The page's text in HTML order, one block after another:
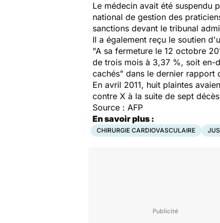
Le médecin avait été suspendu
national de gestion des
sanctions devant le tribunal
Il a également reçu le soutien
"A sa fermeture le 12 octobre
de trois mois à 3,37 %, soit en-
cachés" dans le dernier rapport
En avril 2011, huit plaintes
contre X à la suite de sept
Source : AFP
En savoir plus :
CHIRURGIE CARDIOVASCULAIRE